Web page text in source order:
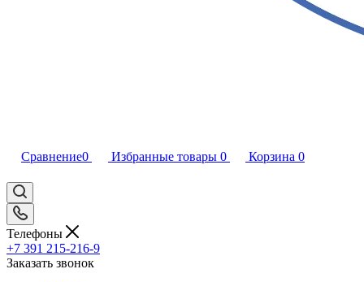
Сравнение0 Избранные товары 0 Корзина 0
Телефоны
+7 391 215-216-9
Заказать звонок